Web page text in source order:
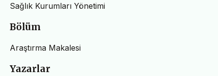
Sağlık Kurumları Yönetimi
Bölüm
Araştırma Makalesi
Yazarlar